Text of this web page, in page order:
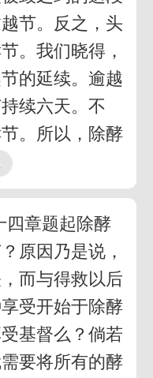
节。反之，头
。我们晓得，
的延续。逾越
续六天。不
。所以，除酵
四章题起除酵
原因乃是说，
而与得救以后
受开始于除酵
基督么？倘若
要将所有的酵